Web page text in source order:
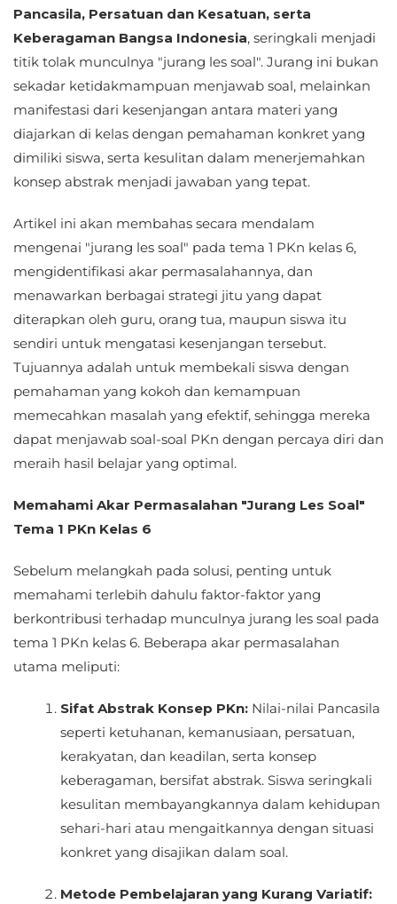
Pancasila, Persatuan dan Kesatuan, serta
Keberagaman Bangsa Indonesia, seringkali menjadi
titik tolak munculnya "jurang les soal". Jurang ini bukan
sekadar ketidakmampuan menjawab soal, melainkan
manifestasi dari kesenjangan antara materi yang
diajarkan di kelas dengan pemahaman konkret yang
dimiliki siswa, serta kesulitan dalam menerjemahkan
konsep abstrak menjadi jawaban yang tepat.
Artikel ini akan membahas secara mendalam
mengenai "jurang les soal" pada tema 1 PKn kelas 6,
mengidentifikasi akar permasalahannya, dan
menawarkan berbagai strategi jitu yang dapat
diterapkan oleh guru, orang tua, maupun siswa itu
sendiri untuk mengatasi kesenjangan tersebut.
Tujuannya adalah untuk membekali siswa dengan
pemahaman yang kokoh dan kemampuan
memecahkan masalah yang efektif, sehingga mereka
dapat menjawab soal-soal PKn dengan percaya diri dan
meraih hasil belajar yang optimal.
Memahami Akar Permasalahan "Jurang Les Soal"
Tema 1 PKn Kelas 6
Sebelum melangkah pada solusi, penting untuk
memahami terlebih dahulu faktor-faktor yang
berkontribusi terhadap munculnya jurang les soal pada
tema 1 PKn kelas 6. Beberapa akar permasalahan
utama meliputi:
Sifat Abstrak Konsep PKn: Nilai-nilai Pancasila
seperti ketuhanan, kemanusiaan, persatuan,
kerakyatan, dan keadilan, serta konsep
keberagaman, bersifat abstrak. Siswa seringkali
kesulitan membayangkannya dalam kehidupan
sehari-hari atau mengaitkannya dengan situasi
konkret yang disajikan dalam soal.
Metode Pembelajaran yang Kurang Variatif: